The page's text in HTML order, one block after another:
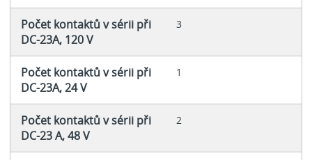
Počet kontaktů v sérii při
DC-23A, 120 V
3
Počet kontaktů v sérii při
DC-23A, 24 V
1
Počet kontaktů v sérii při
DC-23 A, 48 V
2